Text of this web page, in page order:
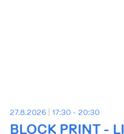
27.8.2026 17:30 - 20:30
BLOCK PRINT -